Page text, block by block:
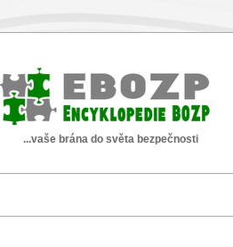
...vaše brána do světa bezpečnosti